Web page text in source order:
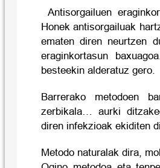
Antisorgailuen
Honek antisorgailuak
ematen diren neurtzen
eraginkortasun
besteekin alderatuz gero.
Barrerako metodoen
zerbikala… aurki
diren infekzioak ekiditen
Metodo naturalak dira,